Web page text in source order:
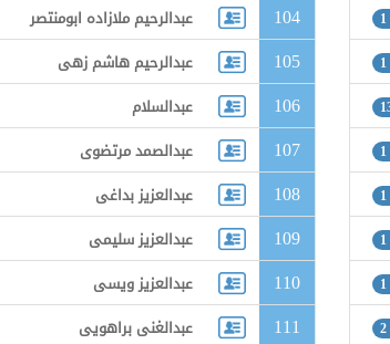
104 عبدالرحیم ملازاده ابومنتصر
105 عبدالرحیم هاشم زهی
106 عبدالسلام
107 عبدالصمد مرتضوی
108 عبدالعزیز بداغی
109 عبدالعزیز سلیمی
110 عبدالعزیز ویسی
111 عبدالغنی براهویی